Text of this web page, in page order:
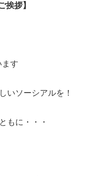
拶】
ます
いソーシアルを！
もに・・・